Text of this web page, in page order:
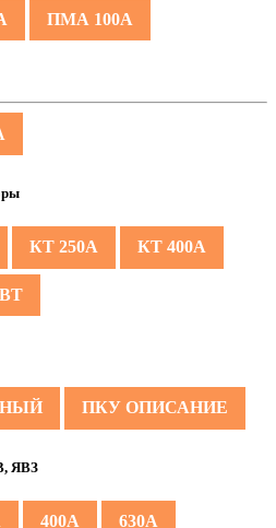
ПМА 100А
КТ 250А КТ 400А
ПКУ ОПИСАНИЕ
ЯВЗ
400А 630А